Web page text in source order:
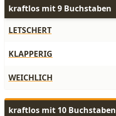
kraftlos mit 9 Buchstaben
LETSCHERT
KLAPPERIG
WEICHLICH
kraftlos mit 10 Buchstaben